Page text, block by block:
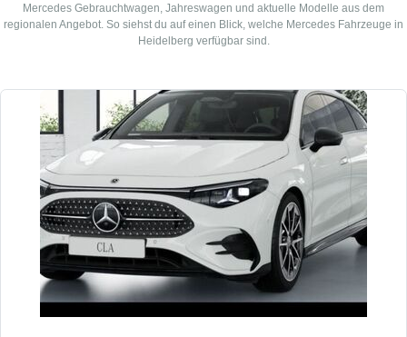
Mercedes Gebrauchtwagen, Jahreswagen und aktuelle Modelle aus dem
regionalen Angebot. So siehst du auf einen Blick, welche Mercedes Fahrzeuge in
Heidelberg verfügbar sind.